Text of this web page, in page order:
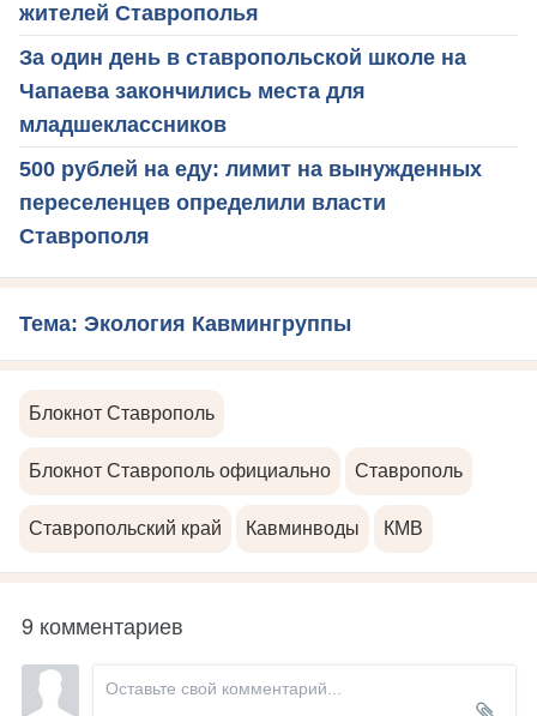
жителей Ставрополья
За один день в ставропольской школе на
Чапаева закончились места для
младшеклассников
500 рублей на еду: лимит на вынужденных
переселенцев определили власти
Ставрополя
Тема: Экология Кавмингруппы
Блокнот Ставрополь
Блокнот Ставрополь официально Ставрополь
Ставропольский край Кавминводы КМВ
9 комментариев